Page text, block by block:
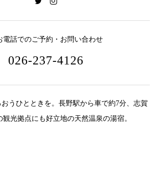
話でのご予約・お問い合わせ
026-237-4126
うひとときを。長野駅から車で約7分、志賀
観光拠点にも好立地の天然温泉の湯宿。